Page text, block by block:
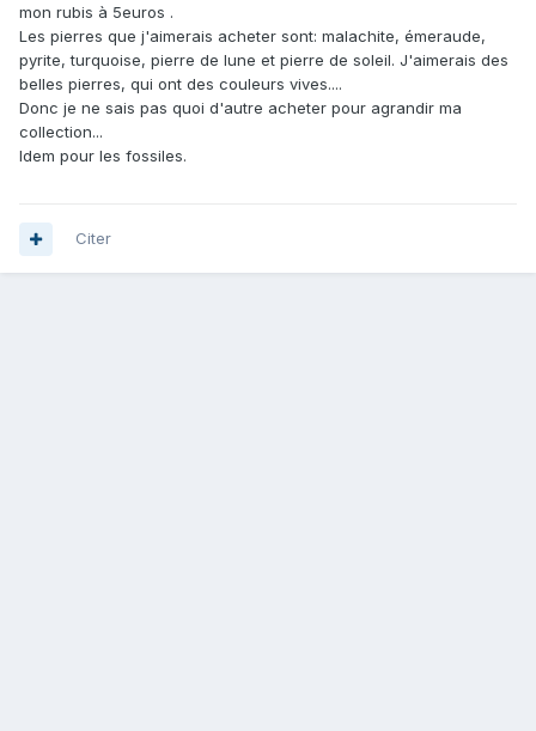
mon rubis à 5euros .
Les pierres que j'aimerais acheter sont: malachite, émeraude,
pyrite, turquoise, pierre de lune et pierre de soleil. J'aimerais des
belles pierres, qui ont des couleurs vives....
Donc je ne sais pas quoi d'autre acheter pour agrandir ma
collection...
Idem pour les fossiles.
Citer